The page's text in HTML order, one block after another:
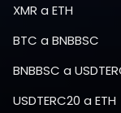
XMR a ETH
BTC a BNBBSC
BNBBSC a
USDTERC20 a ETH